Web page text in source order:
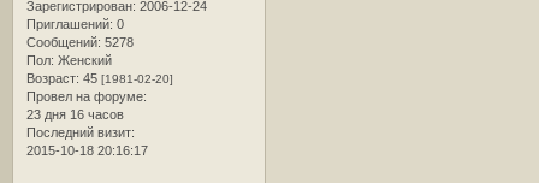
Зарегистрирован: 2006-12-24
Приглашений: 0
Сообщений: 5278
Пол: Женский
Возраст: 45 [1981-02-20]
Провел на форуме:
23 дня 16 часов
Последний визит:
2015-10-18 20:16:17